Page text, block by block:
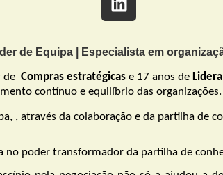
de Equipa | Especialista em
de Compras estratégicas e 17 anos de
contínuo e equilíbrio das organizações.
, através da colaboração e da partilha de
poder transformador da partilha de